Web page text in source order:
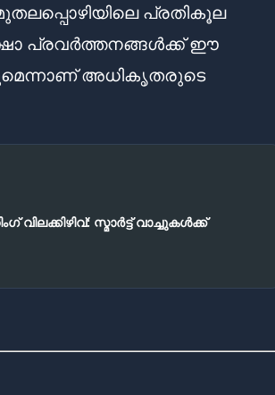
പ്രതികൂല
പ്രവർത്തനങ്ങൾക്ക് ഈ
അധികൃതരുടെ
വിലക്കിഴിവ്: സ്മാർട്ട് വാച്ചുകൾക്ക്